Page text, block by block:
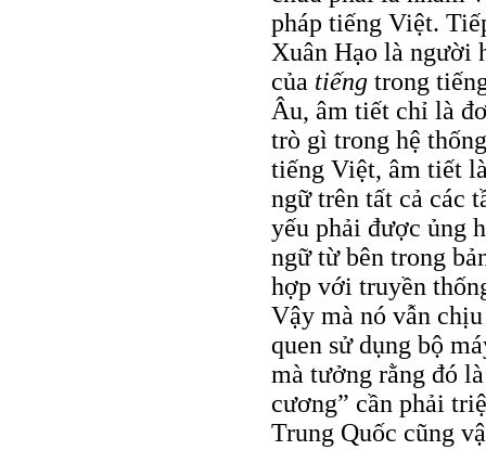
pháp tiếng Việt.
Xuân Hạo là người
của tiếng trong
Âu, âm tiết chỉ là
trò gì trong hệ
tiếng Việt, âm tiết
ngữ trên tất cả các
yếu phải được ủng
ngữ từ bên trong
hợp với truyền
Vậy mà nó vẫn
quen sử dụng bộ
mà tưởng rằng đó
cương” cần phải
Trung Quốc cũng